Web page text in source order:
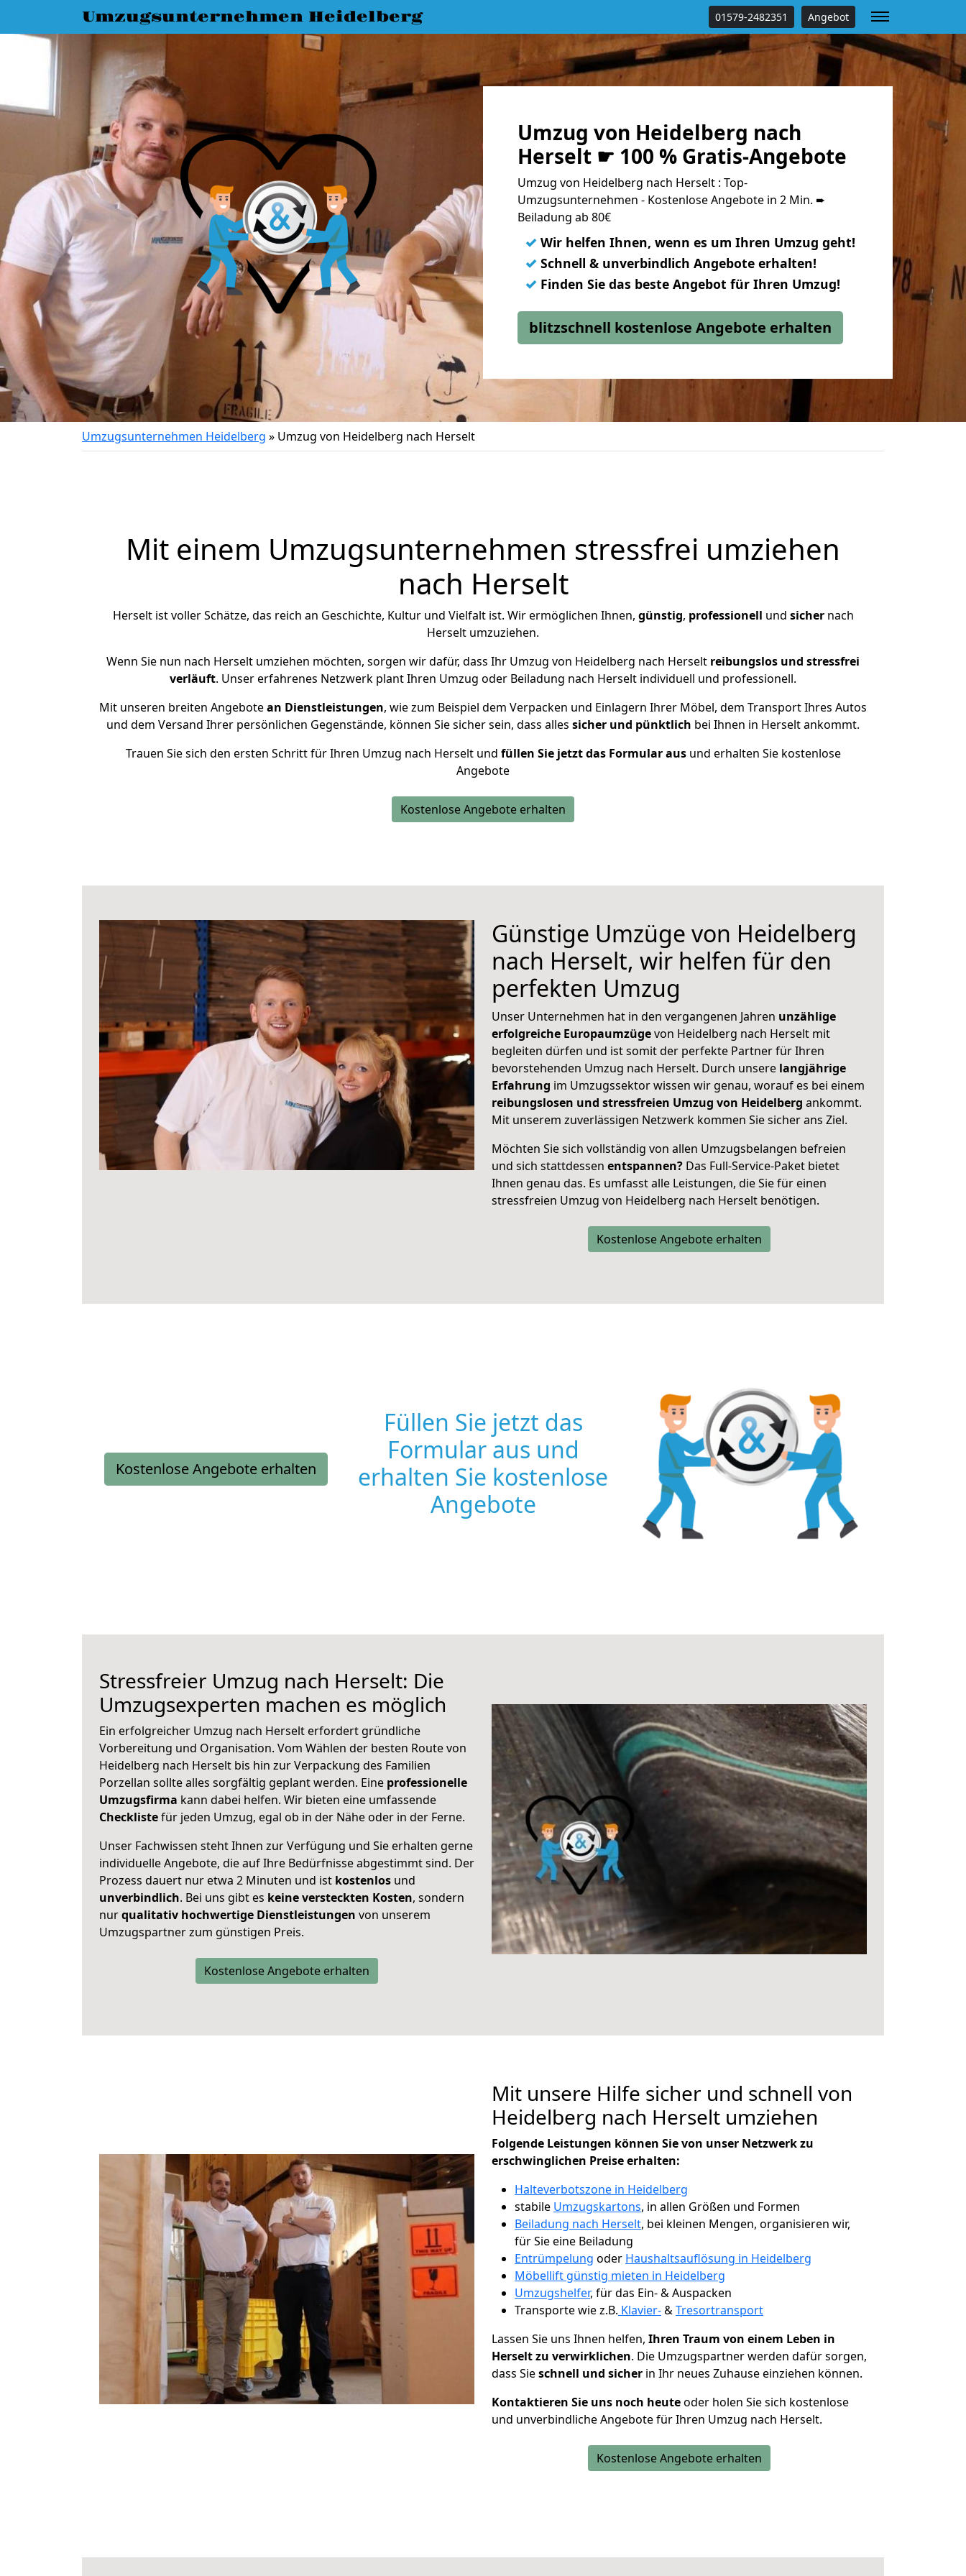
Umzugsunternehmen Heidelberg 01579-2482351 Angebot
Umzug von Heidelberg nach
Herselt ☛ 100 % Gratis-Angebote
Umzug von Heidelberg nach Herselt : Top-
Umzugsunternehmen - Kostenlose Angebote in 2 Min. ➨
Beiladung ab 80€
✓ Wir helfen Ihnen, wenn es um Ihren Umzug geht!
✓ Schnell & unverbindlich Angebote erhalten!
✓ Finden Sie das beste Angebot für Ihren Umzug!
blitzschnell kostenlose Angebote erhalten
Umzugsunternehmen Heidelberg » Umzug von Heidelberg nach Herselt
Mit einem Umzugsunternehmen stressfrei umziehen
nach Herselt
Herselt ist voller Schätze, das reich an Geschichte, Kultur und Vielfalt ist. Wir ermöglichen Ihnen, günstig, professionell und sichernach
Herselt umzuziehen.
Wenn Sie nun nach Herselt umziehen möchten, sorgen wir dafür, dass Ihr Umzug von Heidelberg nach Herselt reibungslos und stressfrei
verläuft. Unser erfahrenes Netzwerk plant Ihren Umzug oder Beiladung nach Herselt individuell und professionell.
Mit unseren breiten Angebotean Dienstleistungen, wie zum Beispiel dem Verpacken und Einlagern Ihrer Möbel, dem Transport Ihres Autos
und dem Versand Ihrer persönlichen Gegenstände, können Sie sicher sein, dass alles sicher und pünktlich bei Ihnen in Herselt ankommt.
Trauen Sie sich den ersten Schritt für Ihren Umzug nach Herselt und füllen Sie jetzt das Formular ausund erhalten Sie kostenlose
Angebote
Kostenlose Angebote erhalten
Günstige Umzüge von Heidelberg
nach Herselt, wir helfen für den
perfekten Umzug
Unser Unternehmen hat in den vergangenen Jahren unzählige
erfolgreiche Europaumzügevon Heidelberg nach Herselt mit
begleiten dürfen und ist somit der perfekte Partner für Ihren
bevorstehenden Umzug nach Herselt. Durch unsere langjährige
Erfahrung im Umzugssektor wissen wir genau, worauf es bei einem
reibungslosen und stressfreien Umzug von Heidelberg ankommt.
Mit unserem zuverlässigen Netzwerk kommen Sie sicher ans Ziel.
Möchten Sie sich vollständig von allen Umzugsbelangen befreien
und sich stattdessen entspannen? Das Full-Service-Paket bietet
Ihnen genau das. Es umfasst alle Leistungen, die Sie für einen
stressfreien Umzug von Heidelberg nach Herselt benötigen.
Kostenlose Angebote erhalten
Kostenlose Angebote erhalten
Füllen Sie jetzt das
Formular aus und
erhalten Sie kostenlose
Angebote
Stressfreier Umzug nach Herselt: Die
Umzugsexperten machen es möglich
Ein erfolgreicher Umzug nach Herselt erfordert gründliche
Vorbereitung und Organisation. Vom Wählen der besten Route von
Heidelberg nach Herselt bis hin zur Verpackung des Familien
Porzellan sollte alles sorgfältig geplant werden. Eine professionelle
Umzugsfirma kann dabei helfen. Wir bieten eine umfassende
Checklistefür jeden Umzug, egal ob in der Nähe oder in der Ferne.
Unser Fachwissen steht Ihnen zur Verfügung und Sie erhalten gerne
individuelle Angebote, die auf Ihre Bedürfnisse abgestimmt sind. Der
Prozess dauert nur etwa 2 Minuten und ist kostenlos und
unverbindlich. Bei uns gibt es keine versteckten Kosten, sondern
nurqualitativ hochwertige Dienstleistungen von unserem
Umzugspartner zum günstigen Preis.
Kostenlose Angebote erhalten
Mit unsere Hilfe sicher und schnell von
Heidelberg nach Herselt umziehen
Folgende Leistungen können Sie von unser Netzwerk zu
erschwinglichen Preise erhalten:
Halteverbotszone in Heidelberg
stabile Umzugskartons, in allen Größen und Formen
Beiladung nach Herselt, bei kleinen Mengen, organisieren wir,
für Sie eine Beiladung
Entrümpelung oder Haushaltsauflösung in Heidelberg
Möbellift günstig mieten in Heidelberg
Umzugshelfer, für das Ein- & Auspacken
Transporte wie z.B. Klavier-&Tresortransport
Lassen Sie uns Ihnen helfen, Ihren Traum von einem Leben in
Herselt zu verwirklichen. Die Umzugspartner werden dafür sorgen,
dass Sieschnell und sicher in Ihr neues Zuhause einziehen können.
Kontaktieren Sie uns noch heuteoder holen Sie sich kostenlose
und unverbindliche Angebote für Ihren Umzug nach Herselt.
Kostenlose Angebote erhalten